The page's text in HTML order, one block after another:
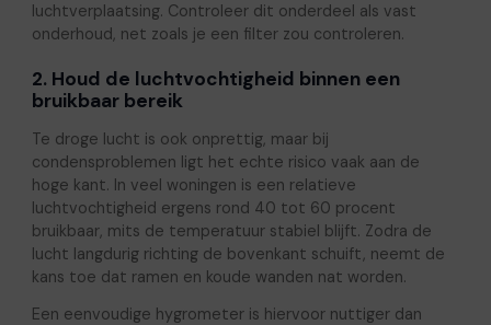
luchtverplaatsing. Controleer dit onderdeel als vast
onderhoud, net zoals je een filter zou controleren.
2. Houd de luchtvochtigheid binnen een
bruikbaar bereik
Te droge lucht is ook onprettig, maar bij
condensproblemen ligt het echte risico vaak aan de
hoge kant. In veel woningen is een relatieve
luchtvochtigheid ergens rond 40 tot 60 procent
bruikbaar, mits de temperatuur stabiel blijft. Zodra de
lucht langdurig richting de bovenkant schuift, neemt de
kans toe dat ramen en koude wanden nat worden.
Een eenvoudige hygrometer is hiervoor nuttiger dan